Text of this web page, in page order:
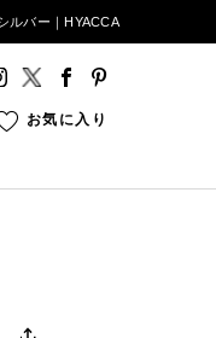
ルバー｜HYACCA
お気に入り